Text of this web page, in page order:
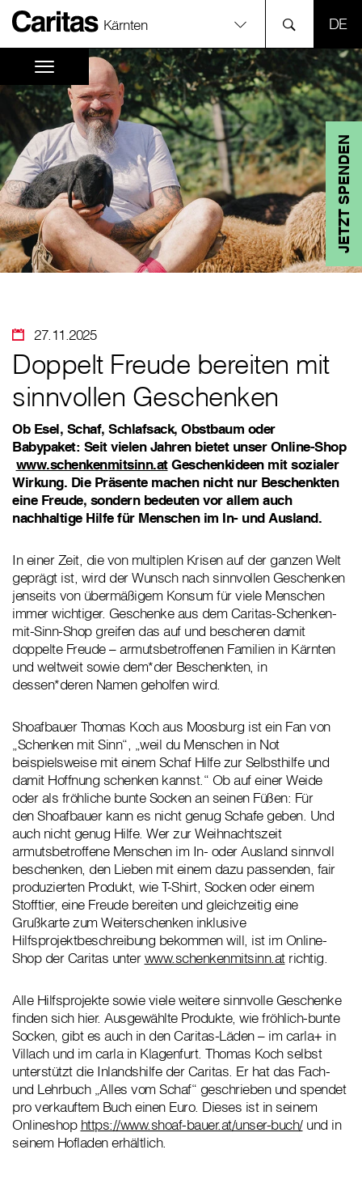
Kärnten
JETZT SPENDEN
27.11.2025
Doppelt Freude bereiten mit
sinnvollen Geschenken
Ob Esel, Schaf, Schlafsack, Obstbaum oder
Babypaket: Seit vielen Jahren bietet unser Online-Shop
www.schenkenmitsinn.atGeschenkideen mit sozialer
Wirkung. Die Präsente machen nicht nur Beschenkten
eine Freude, sondern bedeuten vor allem auch
nachhaltige Hilfe für Menschen im In- und Ausland.
In einer Zeit, die von multiplen Krisen auf der ganzen Welt
geprägt ist, wird der Wunsch nach sinnvollen Geschenken
jenseits von übermäßigem Konsum für viele Menschen
immer wichtiger. Geschenke aus dem Caritas-Schenken-
mit-Sinn-Shop greifen das auf und bescheren damit
doppelte Freude – armutsbetroffenen Familien in Kärnten
und weltweit sowie dem*der Beschenkten, in
dessen*deren Namen geholfen wird.
Shoafbauer Thomas Koch aus Moosburg ist ein Fan von
„Schenken mit Sinn“, „weil du Menschen in Not
beispielsweise mit einem Schaf Hilfe zur Selbsthilfe und
damit Hoffnung schenken kannst.“ Ob auf einer Weide
oder als fröhliche bunte Socken an seinen Füßen: Für
den Shoafbauer kann es nicht genug Schafe geben. Und
auch nicht genug Hilfe. Wer zur Weihnachtszeit
armutsbetroffene Menschen im In- oder Ausland sinnvoll
beschenken, den Lieben mit einem dazu passenden, fair
produzierten Produkt, wie T-Shirt, Socken oder einem
Stofftier, eine Freude bereiten und gleichzeitig eine
Grußkarte zum Weiterschenken inklusive
Hilfsprojektbeschreibung bekommen will, ist im Online-
Shop der Caritas unterwww.schenkenmitsinn.atrichtig.
Alle Hilfsprojekte sowie viele weitere sinnvolle Geschenke
finden sich hier. Ausgewählte Produkte, wie fröhlich-bunte
Socken, gibt es auch in den Caritas-Läden – im carla+ in
Villach und im carla in Klagenfurt. Thomas Koch selbst
unterstützt die Inlandshilfe der Caritas. Er hat das Fach-
und Lehrbuch „Alles vom Schaf“ geschrieben und spendet
pro verkauftem Buch einen Euro. Dieses ist in seinem
Onlineshop https://www.shoaf-bauer.at/unser-buch/und in
seinem Hofladen erhältlich.